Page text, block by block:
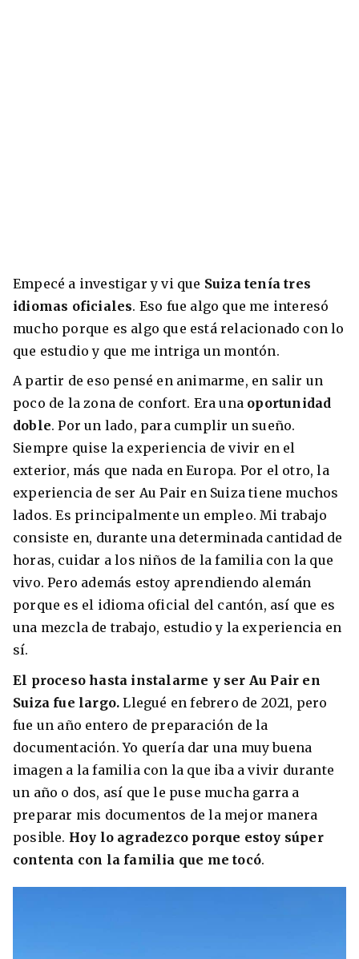
Empecé a investigar y vi que Suiza tenía tres
idiomas oficiales. Eso fue algo que me interesó
mucho porque es algo que está relacionado con lo
que estudio y que me intriga un montón.
A partir de eso pensé en animarme, en salir un
poco de la zona de confort. Era una oportunidad
doble. Por un lado, para cumplir un sueño.
Siempre quise la experiencia de vivir en el
exterior, más que nada en Europa. Por el otro, la
experiencia de ser Au Pair en Suiza tiene muchos
lados. Es principalmente un empleo. Mi trabajo
consiste en, durante una determinada cantidad de
horas, cuidar a los niños de la familia con la que
vivo. Pero además estoy aprendiendo alemán
porque es el idioma oficial del cantón, así que es
una mezcla de trabajo, estudio y la experiencia en
sí.
El proceso hasta instalarme y ser Au Pair en
Suiza fue largo. Llegué en febrero de 2021, pero
fue un año entero de preparación de la
documentación. Yo quería dar una muy buena
imagen a la familia con la que iba a vivir durante
un año o dos, así que le puse mucha garra a
preparar mis documentos de la mejor manera
posible. Hoy lo agradezco porque estoy súper
contenta con la familia que me tocó.